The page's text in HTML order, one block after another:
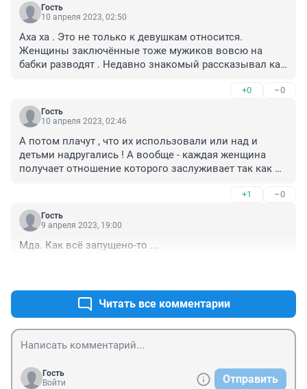
Гость
10 апреля 2023, 02:50
Аха ха . Это не только к девушкам относится.
Женщины заключённые тоже мужиков вовсю на
бабки разводят . Недавно знакомый рассказывал как
+0 –0
Гость
10 апреля 2023, 02:46
А потом плачут , что их использовали или над и
детьми надругались ! А вообще - каждая женщина
получает отношение которого заслуживает так как
+1 –0
Гость
9 апреля 2023, 19:00
Мда. Как всё запущено-то ...
Читать все комментарии
Гость
Войти
Отправить